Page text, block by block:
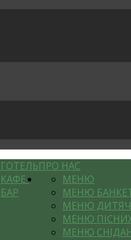
ПРО НАС
ГОТЕЛЬ
КАФЕ-
БАР
МЕНЮ
МЕНЮ
МЕНЮ
МЕНЮ
МЕНЮ